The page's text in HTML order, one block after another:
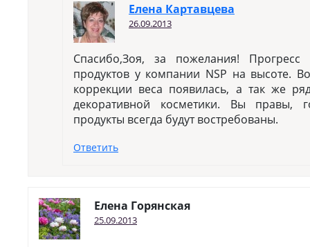
Елена Картавцева
26.09.2013
Спасибо,Зоя, за пожелания!
продуктов у компании NSP на высоте.
коррекции веса появилась, а так же
декоративной косметики. Вы правы,
продукты всегда будут востребованы.
Ответить
Елена Горянская
25.09.2013